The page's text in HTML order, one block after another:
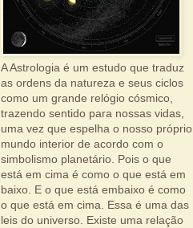
A Astrologia é um estudo que traduz
as ordens da natureza e seus ciclos
como um grande relógio cósmico,
trazendo sentido para nossas vidas,
uma vez que espelha o nosso próprio
mundo interior de acordo com o
simbolismo planetário. Pois o que
está em cima é como o que está em
baixo. E o que está embaixo é como
o que está em cima. Essa é uma das
leis do universo. Existe uma relação